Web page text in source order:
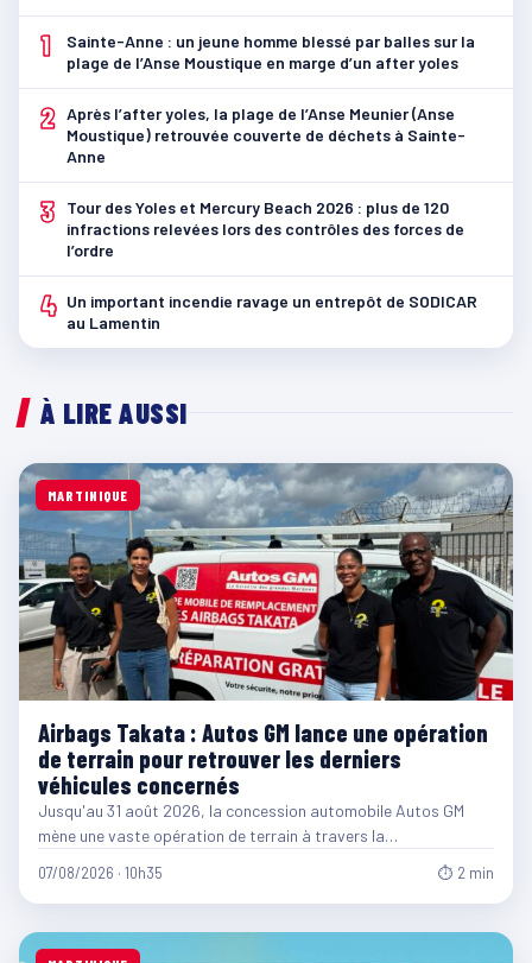
1
Sainte-Anne : un jeune homme blessé par balles sur la
plage de l’Anse Moustique en marge d’un after yoles
2 Après l’after yoles, la plage de l’Anse Meunier (Anse
Moustique) retrouvée couverte de déchets à Sainte-
Anne
3
Tour des Yoles et Mercury Beach 2026 : plus de 120
infractions relevées lors des contrôles des forces de
l’ordre
4 Un important incendie ravage un entrepôt de SODICAR
au Lamentin
À LIRE AUSSI
MARTINIQUE
Airbags Takata : Autos GM lance une opération
de terrain pour retrouver les derniers
véhicules concernés
Jusqu'au 31 août 2026, la concession automobile Autos GM
mène une vaste opération de terrain à travers la…
07/08/2026 · 10h35 ⏱ 2 min